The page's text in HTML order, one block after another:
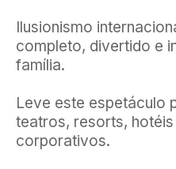
Ilusionismo
completo, divertido e
família.
Leve este espetáculo
teatros, resorts,
corporativos.